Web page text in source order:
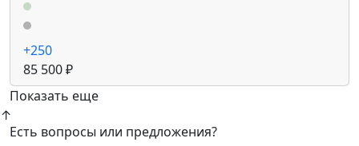
+250
85 500 ₽
Показать еще
↑
Есть вопросы или предложения?